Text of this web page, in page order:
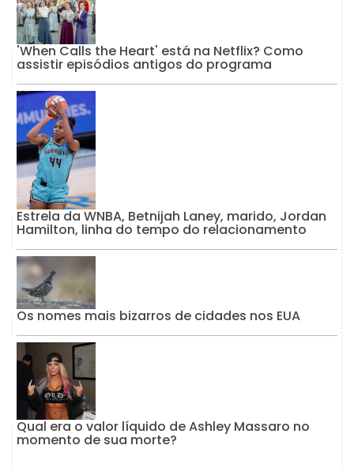
'When Calls the Heart' está na Netflix? Como
assistir episódios antigos do programa
Estrela da WNBA, Betnijah Laney, marido, Jordan
Hamilton, linha do tempo do relacionamento
Os nomes mais bizarros de cidades nos EUA
Qual era o valor líquido de Ashley Massaro no
momento de sua morte?